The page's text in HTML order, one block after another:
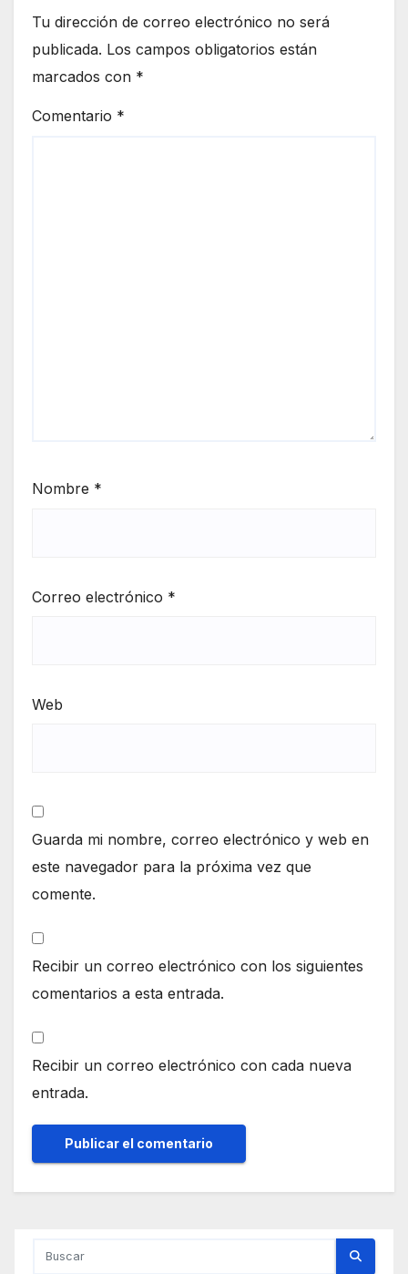
Tu dirección de correo electrónico no será
publicada. Los campos obligatorios están
marcados con *
Comentario *
Nombre *
Correo electrónico *
Web
Guarda mi nombre, correo electrónico y web en
este navegador para la próxima vez que
comente.
Recibir un correo electrónico con los siguientes
comentarios a esta entrada.
Recibir un correo electrónico con cada nueva
entrada.